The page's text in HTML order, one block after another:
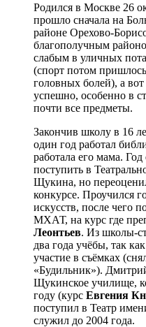
Родился в Москве 26
прошло сначала на
районе Орехово-
благополучным
слабым в уличных
(спорт потом
головных болей), а
успешно, особенно в
почти все предметы.
Закончив школу в 16
один год работал
работала его мама.
поступить в
Щукина, но
конкурсе. Проучился
искусств, после чего
МХАТ, на курс где
Леонтьев. Из школы-
два года учёбы, так
участие в съёмках
«Будильник»).
Щукинское училище,
году (курс Евгения
поступил в Театр
служил до 2004 года.